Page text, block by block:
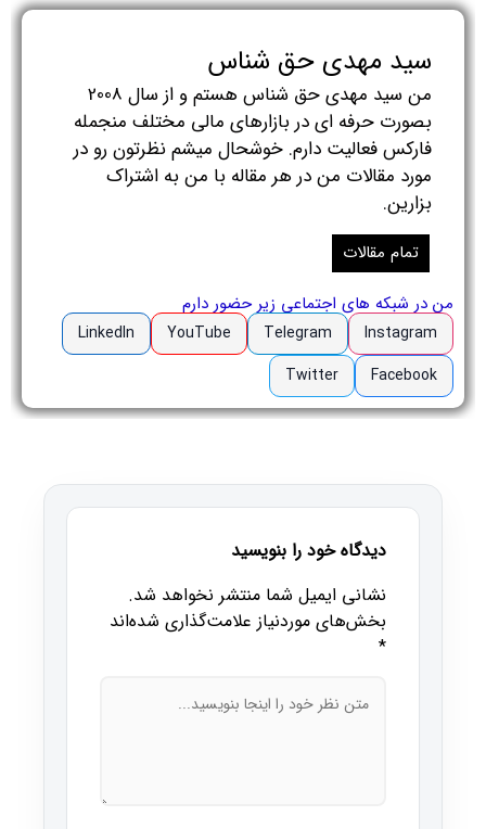
سید مهدی حق شناس
من سید مهدی حق شناس هستم و از سال 2008
بصورت حرفه ای در بازارهای مالی مختلف منجمله
فارکس فعالیت دارم. خوشحال میشم نظرتون رو در
مورد مقالات من در هر مقاله با من به اشتراک
بزارین.
تمام مقالات
من در شبکه های اجتماعی زیر حضور دارم
Instagram
Telegram
YouTube
LinkedIn
Facebook
Twitter
دیدگاه خود را بنویسید
نشانی ایمیل شما منتشر نخواهد شد.
بخش‌های موردنیاز علامت‌گذاری شده‌اند
*